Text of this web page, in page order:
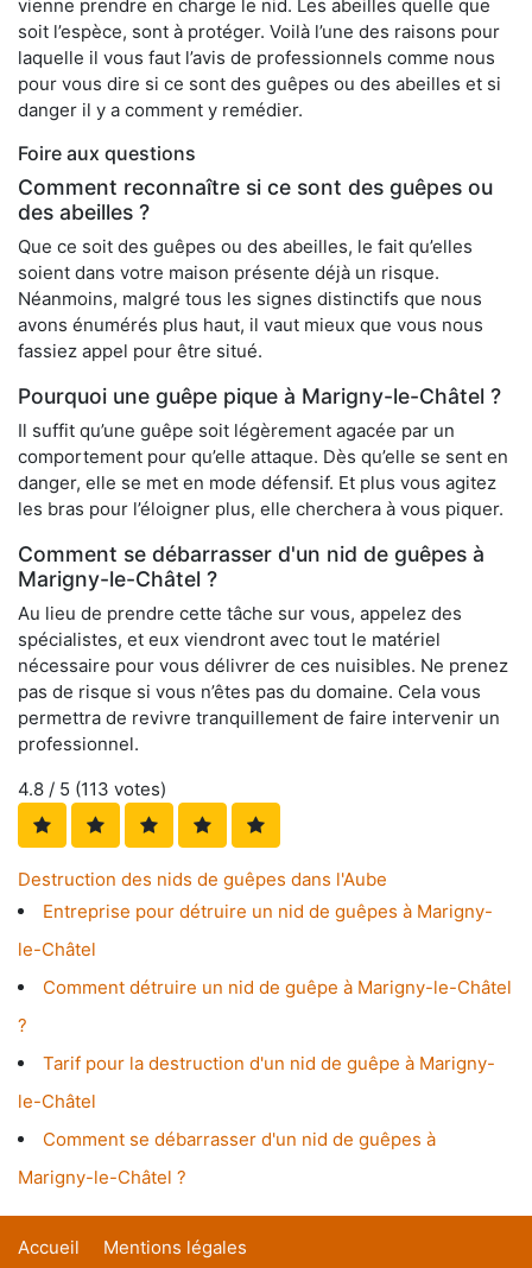
vienne prendre en charge le nid. Les abeilles quelle que
soit l’espèce, sont à protéger. Voilà l’une des raisons pour
laquelle il vous faut l’avis de professionnels comme nous
pour vous dire si ce sont des guêpes ou des abeilles et si
danger il y a comment y remédier.
Foire aux questions
Comment reconnaître si ce sont des guêpes ou
des abeilles ?
Que ce soit des guêpes ou des abeilles, le fait qu’elles
soient dans votre maison présente déjà un risque.
Néanmoins, malgré tous les signes distinctifs que nous
avons énumérés plus haut, il vaut mieux que vous nous
fassiez appel pour être situé.
Pourquoi une guêpe pique à Marigny-le-Châtel ?
Il suffit qu’une guêpe soit légèrement agacée par un
comportement pour qu’elle attaque. Dès qu’elle se sent en
danger, elle se met en mode défensif. Et plus vous agitez
les bras pour l’éloigner plus, elle cherchera à vous piquer.
Comment se débarrasser d'un nid de guêpes à
Marigny-le-Châtel ?
Au lieu de prendre cette tâche sur vous, appelez des
spécialistes, et eux viendront avec tout le matériel
nécessaire pour vous délivrer de ces nuisibles. Ne prenez
pas de risque si vous n’êtes pas du domaine. Cela vous
permettra de revivre tranquillement de faire intervenir un
professionnel.
4.8 / 5 (113 votes)
Destruction des nids de guêpes dans l'Aube
Entreprise pour détruire un nid de guêpes à Marigny-
le-Châtel
Comment détruire un nid de guêpe à Marigny-le-Châtel
?
Tarif pour la destruction d'un nid de guêpe à Marigny-
le-Châtel
Comment se débarrasser d'un nid de guêpes à
Marigny-le-Châtel ?
Accueil Mentions légales